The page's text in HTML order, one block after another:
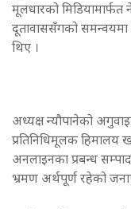
मूलधारको
दूतावाससँगको समन्वयमा
थिए ।
अध्यक्ष न्यौपानेको
प्रतिनिधिमूलक हिमालय
अनलाइनका प्रबन्ध
भ्रमण अर्थपूर्ण रहेको